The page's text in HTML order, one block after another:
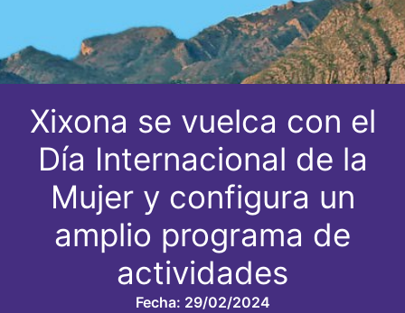
Xixona se vuelca con el
Día Internacional de la
Mujer y configura un
amplio programa de
actividades
Fecha: 29/02/2024